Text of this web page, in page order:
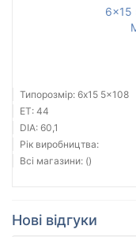
6x15
Типорозмір: 6x15 5x108
ET: 44
DIA: 60,1
Рік виробництва:
Всі магазини: ()
Нові відгуки